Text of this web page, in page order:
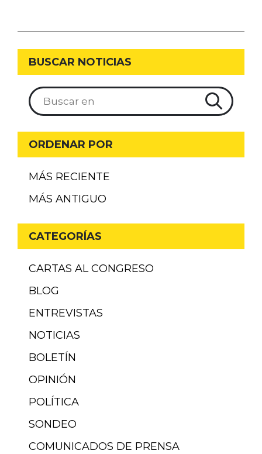
BUSCAR NOTICIAS
ORDENAR POR
MÁS RECIENTE
MÁS ANTIGUO
CATEGORÍAS
CARTAS AL CONGRESO
BLOG
ENTREVISTAS
NOTICIAS
BOLETÍN
OPINIÓN
POLÍTICA
SONDEO
COMUNICADOS DE PRENSA